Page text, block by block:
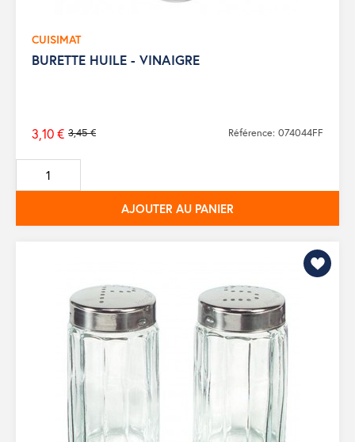
CUISIMAT
BURETTE HUILE - VINAIGRE
Prix
de
base
3,45 €
3,10 € Référence: 074044FF
AJOUTER AU PANIER